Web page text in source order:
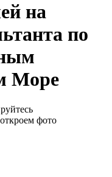
на
по
Море
фото